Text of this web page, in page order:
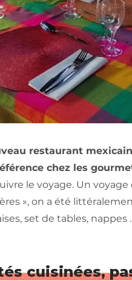
restaurant
chez les
le voyage. Un
», on a été
set de tables,
cuisinées,